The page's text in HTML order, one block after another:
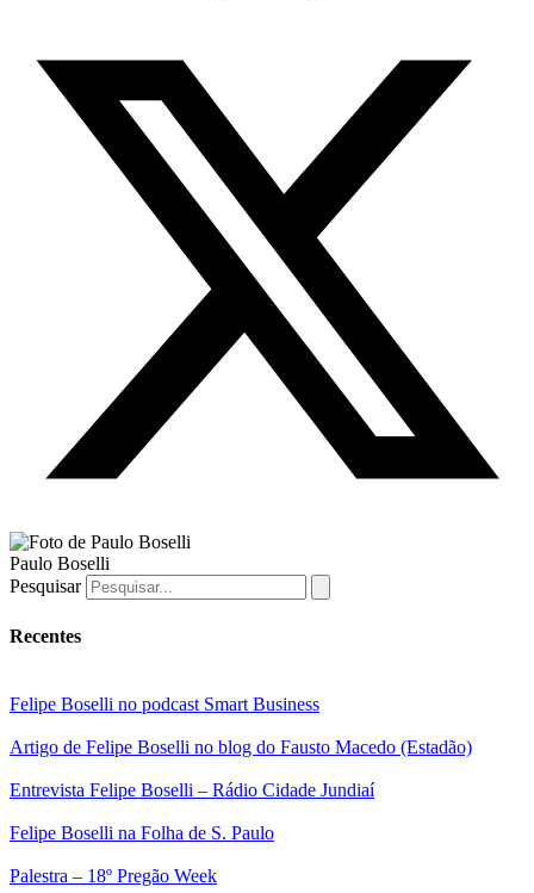
Paulo Boselli
Pesquisar
Recentes
Felipe Boselli no podcast Smart Business
Artigo de Felipe Boselli no blog do Fausto Macedo (Estadão)
Entrevista Felipe Boselli – Rádio Cidade Jundiaí
Felipe Boselli na Folha de S. Paulo
Palestra – 18º Pregão Week